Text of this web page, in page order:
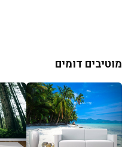
מוטיבים דומים